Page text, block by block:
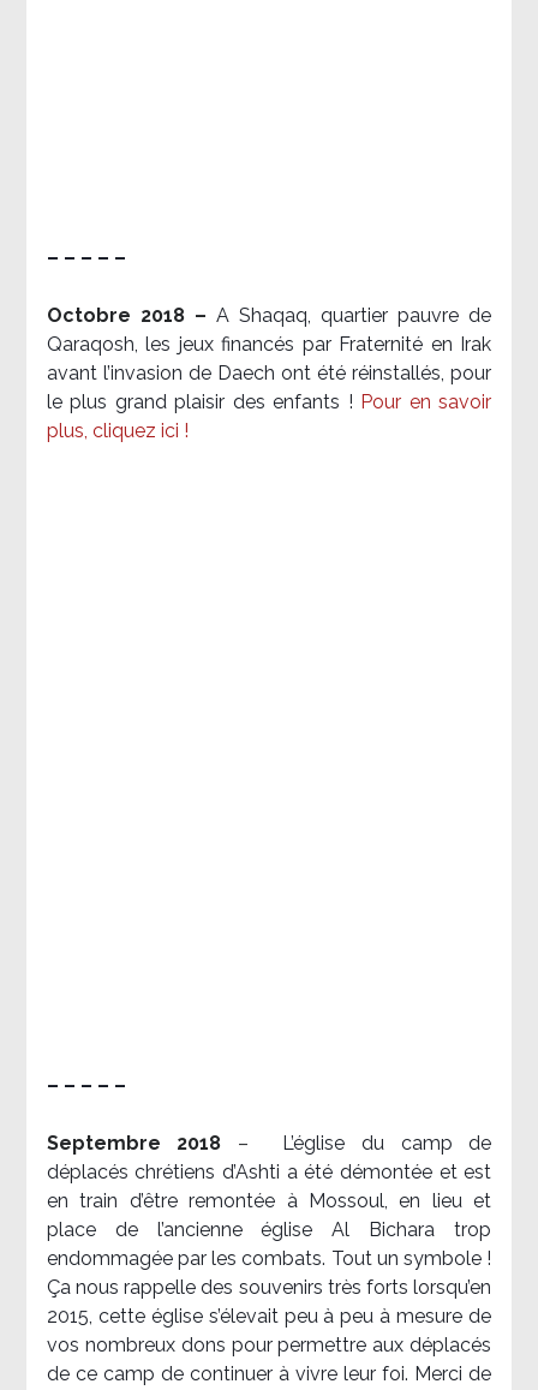
– – – – –
Octobre 2018 – A Shaqaq, quartier pauvre de
Qaraqosh, les jeux financés par Fraternité en Irak​
avant l’invasion de Daech ont été réinstallés, pour
le plus grand plaisir des enfants ! Pour en savoir
plus, cliquez ici !
– – – – –
Septembre 2018 –
L’église du camp de
déplacés chrétiens d’Ashti a été démontée et est
en train d’être remontée à Mossoul, en lieu et
place de l’ancienne église Al Bichara trop
endommagée par les combats. Tout un symbole !
Ça nous rappelle des souvenirs très forts lorsqu’en
2015, cette église s’élevait peu à peu à mesure de
vos nombreux dons pour permettre aux déplacés
de ce camp de continuer à vivre leur foi. Merci de